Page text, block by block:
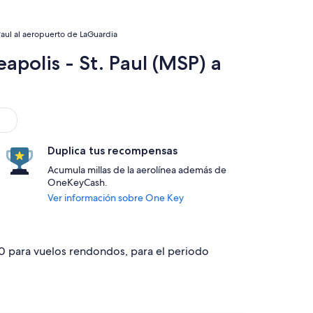
al aeropuerto de LaGuardia
- St. Paul (MSP) a
Duplica tus recompensas
Acumula millas de la aerolínea además de
OneKeyCash.
Ver información sobre One Key
para vuelos rendondos, para el periodo